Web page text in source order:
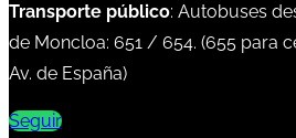
Transporte público: Autobuses
de Moncloa: 651 / 654. (655 para
Av. de España)
Seguir